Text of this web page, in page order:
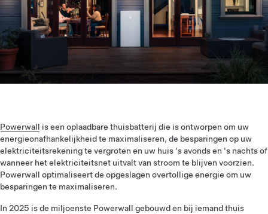
Powerwall is een oplaadbare thuisbatterij die is ontworpen om uw
energieonafhankelijkheid te maximaliseren, de besparingen op uw
elektriciteitsrekening te vergroten en uw huis 's avonds en 's nachts of
wanneer het elektriciteitsnet uitvalt van stroom te blijven voorzien.
Powerwall optimaliseert de opgeslagen overtollige energie om uw
besparingen te maximaliseren.
In 2025 is de miljoenste Powerwall gebouwd en bij iemand thuis